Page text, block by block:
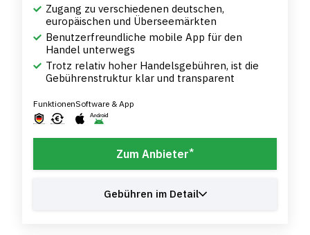
Zugang zu verschiedenen deutschen,
europäischen und Überseemärkten
Benutzerfreundliche mobile App für den
Handel unterwegs
Trotz relativ hoher Handelsgebühren, ist die
Gebührenstruktur klar und transparent
FunktionenSoftware & App
Zum Anbieter*
Gebühren im Detail